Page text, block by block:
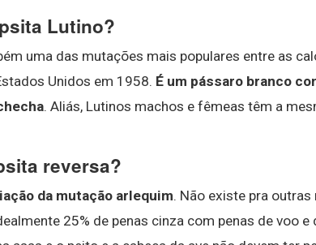
Lutino?
uma das mutações mais populares entre as
Unidos em 1958. É um pássaro branco
. Aliás, Lutinos machos e fêmeas têm a
reversa?
da mutação arlequim. Não existe pra
25% de penas cinza com penas de voo